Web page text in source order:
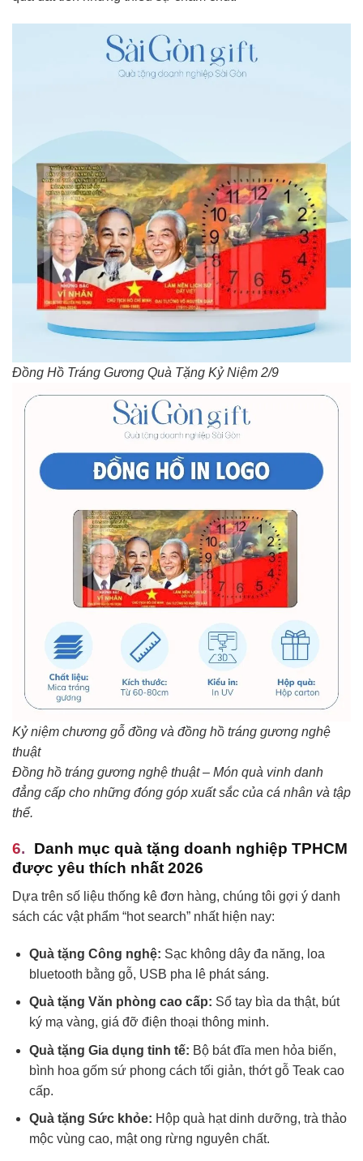
Đồng Hồ Tráng Gương Quà Tặng Kỷ Niệm 2/9
Kỷ niệm chương gỗ đồng và đồng hồ tráng gương nghệ
thuật
Đồng hồ tráng gương nghệ thuật – Món quà vinh danh
đẳng cấp cho những đóng góp xuất sắc của cá nhân và tập
thể.
Danh mục quà tặng doanh nghiệp TPHCM
được yêu thích nhất 2026
Dựa trên số liệu thống kê đơn hàng, chúng tôi gợi ý danh
sách các vật phẩm “hot search” nhất hiện nay:
Quà tặng Công nghệ: Sạc không dây đa năng, loa
bluetooth bằng gỗ, USB pha lê phát sáng.
Quà tặng Văn phòng cao cấp: Sổ tay bìa da thật, bút
ký mạ vàng, giá đỡ điện thoại thông minh.
Quà tặng Gia dụng tinh tế: Bộ bát đĩa men hỏa biến,
bình hoa gốm sứ phong cách tối giản, thớt gỗ Teak cao
cấp.
Quà tặng Sức khỏe: Hộp quà hạt dinh dưỡng, trà thảo
mộc vùng cao, mật ong rừng nguyên chất.